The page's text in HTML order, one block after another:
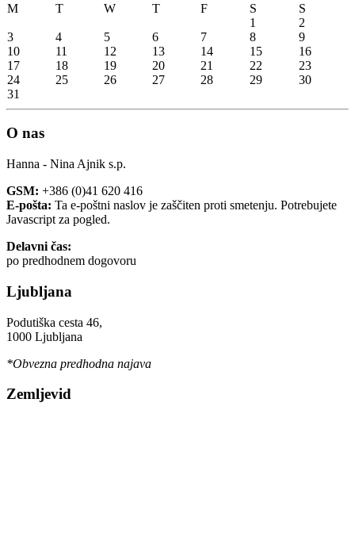
M
T W T F S
S
1
2
3
4 5 6 7 8
9
10
11 12 13 14 15
16
17
18 19 20 21 22
23
24
25 26 27 28 29
30
31
O nas
Hanna - Nina Ajnik s.p.
GSM: +386 (0)41 620 416
E-pošta: Ta e-poštni naslov je zaščiten proti smetenju. Potrebujete
Javascript za pogled.
Delavni čas:
po predhodnem dogovoru
Ljubljana
Podutiška cesta 46,
1000 Ljubljana
*Obvezna predhodna najava
Zemljevid